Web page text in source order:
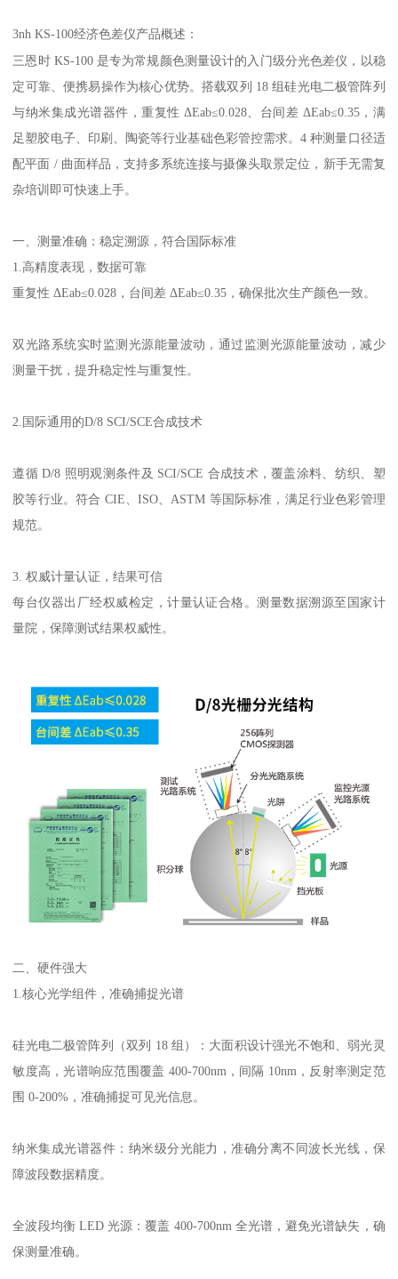
3nh KS-100经济色差仪产品概述：
三恩时 KS-100 是专为常规颜色测量设计的入门级分光色差仪，以稳
定可靠、便携易操作为核心优势。搭载双列 18组硅光电二极管阵列
与纳米集成光谱器件，重复性 ΔEab≤0.028、台间差 ΔEab≤0.35，满
足塑胶电子、印刷、陶瓷等行业基础色彩管控需求。4种测量口径适
配平面 / 曲面样品，支持多系统连接与摄像头取景定位，新手无需复
杂培训即可快速上手。
一、测量准确 ：稳定溯源，符合国际标准
1. 高精度表现，数据可靠
重复性 ΔEab≤0.028 ，台间差 ΔEab≤0.35 ，确保批次生产颜色一致。
双光路系统实时监测光源能量波动，通过监测光源能量波动，减少
测量干扰，提升稳定性与重复性。
2. 国际通用的D/8 SCI/SCE合成技术
遵循 D/8 照明观测条件及 SCI/SCE 合成技术，覆盖涂料、纺织、塑
胶等行业。符合 CIE 、ISO ASTM 等国际标准，满足行业色彩管理
规范。
3.权威计量认证，结果可信
每台仪器出厂经权威检定，计量认证合格。测量数据溯源至国家计
量院，保障测试结果权威性。
二、硬件强大
1.核心光学组件，准确捕捉光谱
硅光电二极管阵列（双列 18 组）：大面积设计强光不饱和、弱光灵
敏度高，光谱响应范围覆盖 400-700nm，间隔 10nm，反射率测定范
围0-200% ，准确捕捉可见光信息。
纳米集成光谱器件：纳米级分光能力，准确分离不同波长光线，保
障波段数据精度。
全波段均衡 LED 光源：覆盖 400-700nm 全光谱，避免光谱缺失，确
保测量准确。